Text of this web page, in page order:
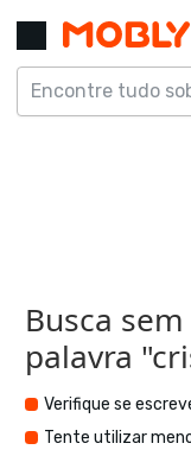
Busca
palavra "
Verifique se
Tente utilizar